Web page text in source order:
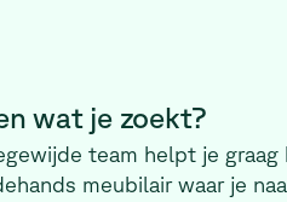
wat je zoekt?
team helpt je graag
meubilair waar je